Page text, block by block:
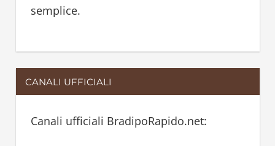
semplice.
CANALI UFFICIALI
Canali ufficiali BradipoRapido.net: